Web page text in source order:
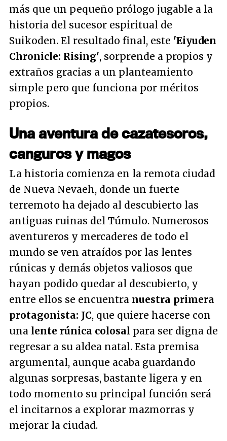
más que un pequeño prólogo jugable a la
historia del sucesor espiritual de
Suikoden. El resultado final, este 'Eiyuden
Chronicle: Rising', sorprende a propios y
extraños gracias a un planteamiento
simple pero que funciona por méritos
propios.
Una aventura de cazatesoros,
canguros y magos
La historia comienza en la remota ciudad
de Nueva Nevaeh, donde un fuerte
terremoto ha dejado al descubierto las
antiguas ruinas del Túmulo. Numerosos
aventureros y mercaderes de todo el
mundo se ven atraídos por las lentes
rúnicas y demás objetos valiosos que
hayan podido quedar al descubierto, y
entre ellos se encuentra nuestra primera
protagonista: JC, que quiere hacerse con
una lente rúnica colosal para ser digna de
regresar a su aldea natal. Esta premisa
argumental, aunque acaba guardando
algunas sorpresas, bastante ligera y en
todo momento su principal función será
el incitarnos a explorar mazmorras y
mejorar la ciudad.